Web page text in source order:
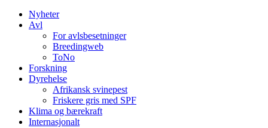
Nyheter
Avl
For avlsbesetninger
Breedingweb
ToNo
Forskning
Dyrehelse
Afrikansk svinepest
Friskere gris med SPF
Klima og bærekraft
Internasjonalt